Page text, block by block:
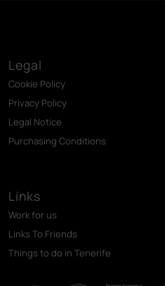
Legal
Cookie Policy
Privacy Policy
Legal Notice
Purchasing Conditions
Links
Work for us
Links To Friends
Things to do in Tenerife